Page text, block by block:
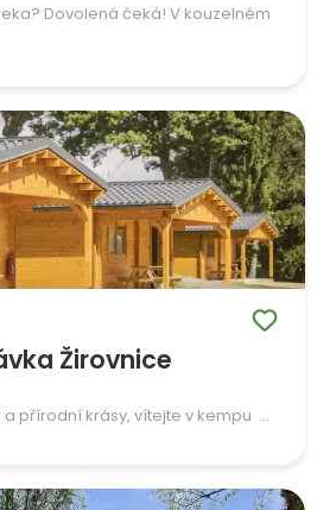
Dovolená čeká! V kouzelném
Žirovnice
přírodní krásy, vítejte v kempu ...